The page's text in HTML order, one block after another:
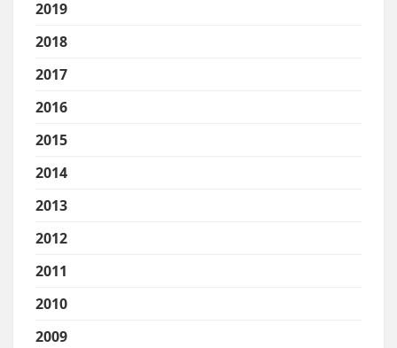
2019
2018
2017
2016
2015
2014
2013
2012
2011
2010
2009